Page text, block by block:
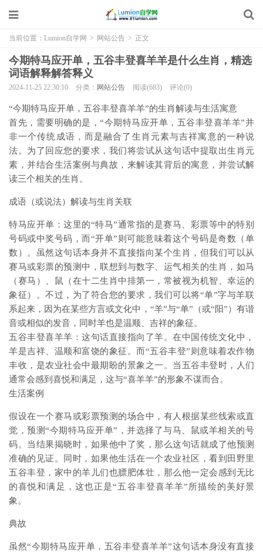
当前位置： Lumion自学网 > 网站公告 > 正文
今期特马应开单，五谷丰登喜羊羊是什么生肖，精选
词语解释解答释义
2024-11-25 22:30:10 分类： 网站公告 阅读(683) 评论(0)
“今期特马应开单，五谷丰登喜羊羊”的生肖解读与生活寓意
首先，需要明确的是，“今期特马应开单，五谷丰登喜羊羊”并
非一个传统成语，而是融合了生肖元素与吉祥寓意的一种说
法。为了回应您的要求，我们将尝试从这句话中提取出生肖元
素，并结合生活案例与典故，来解读其背后的寓意，并尝试解
读三个相关的生肖。
成语（或说法）解读与生肖关联
特马应开单：这里的“特马”通常指的是赛马、彩票等中的特别
号码或中奖号码，而“开单”则可能意味着这个号码是奇数（单
数）。虽然这句话本身并不直接指向某个生肖，但我们可以从
赛马或彩票的预测中，联想到与数字、运气相关的生肖，如马
（赛马）、鼠（在十二生肖中排第一，常被视为机智、幸运的
象征）。不过，为了符合您的要求，我们可以将“单”字与羊联
系起来，因为在某些方言或文化中，“羊”与“单”（或“阳”）有谐
音或相似的发音，同时羊也是温顺、吉祥的象征。
五谷丰登喜羊羊：这句话直接指向了羊。在中国传统文化中，
羊是吉祥、温顺和富饶的象征。而“五谷丰登”则意味着农作物
丰收，是农业社会中最期盼的景象之一。当五谷丰登时，人们
通常会感到喜悦和满足，这与“喜羊羊”的形象不谋而合。
生活案例
假设在一个赛马或彩票预测的场合中，有人根据某些线索或直
觉，预测“今期特马应开单”，并选择了与马、鼠或羊相关的号
码。当结果揭晓时，如果他中了奖，那么这句话就成了他预测
准确的见证。同时，如果他生活在一个农业社区，看到田野里
五谷丰登，家中的羊儿们也膘肥体壮，那么他一定会感到无比
的喜悦和满足，这也正是“五谷丰登喜羊羊”所描绘的美好景
象。
典故
虽然“今期特马应开单，五谷丰登喜羊羊”这句话本身没有直接